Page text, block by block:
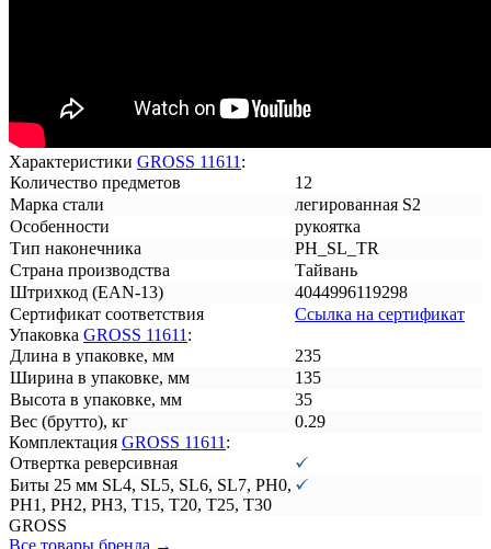
Характеристики GROSS 11611 :
Количество предметов
12
Марка стали
легированная S2
Особенности
рукоятка
Тип наконечника
PH_SL_TR
Страна производства
Тайвань
Штрихкод (EAN-13)
4044996119298
Сертификат соответствия
Ссылка на сертификат
Упаковка GROSS 11611 :
Длина в упаковке, мм
235
Ширина в упаковке, мм
135
Высота в упаковке, мм
35
Вес (брутто), кг
0.29
Комплектация GROSS 11611 :
Отвертка реверсивная
Биты 25 мм SL4, SL5, SL6, SL7, PH0,
PH1, PH2, PH3, T15, T20, T25, T30
GROSS
Все товары бренда →